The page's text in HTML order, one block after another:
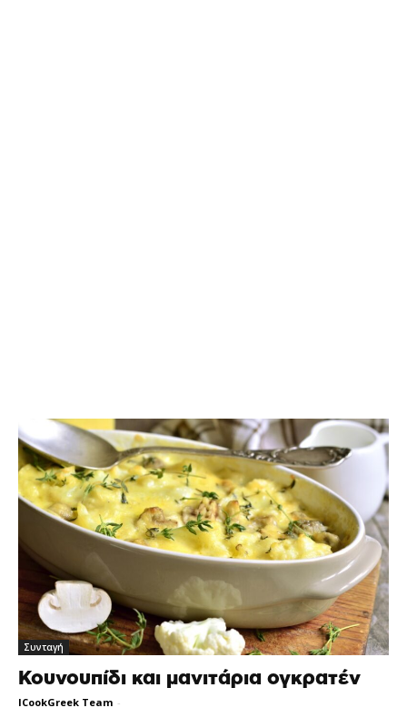
Συνταγή
Κουνουπίδι και μανιτάρια ογκρατέν
ICookGreek Team -